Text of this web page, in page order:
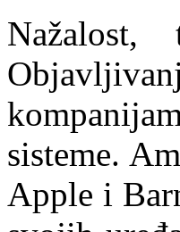
Nažalost,
sisteme.
Apple i